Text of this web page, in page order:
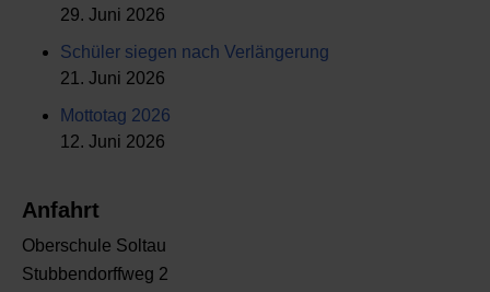
29. Juni 2026
Schüler siegen nach Verlängerung
21. Juni 2026
Mottotag 2026
12. Juni 2026
Anfahrt
Oberschule Soltau
Stubbendorffweg 2